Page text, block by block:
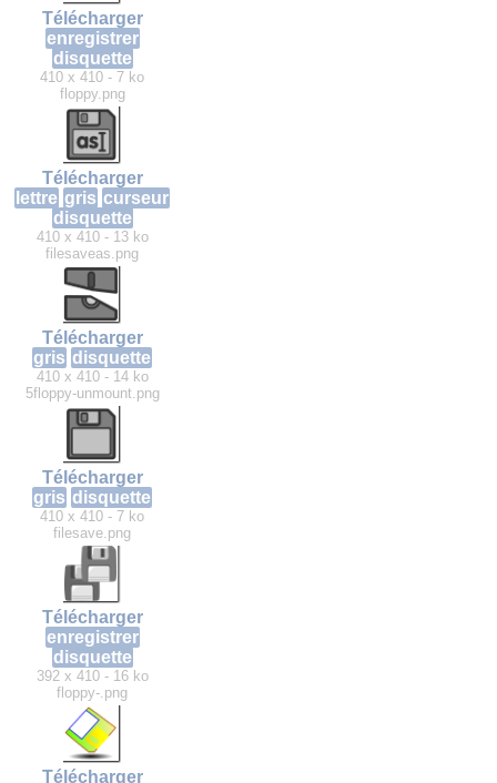
Télécharger
enregistrer
disquette
410 x 410 - 7 ko
floppy.png
Télécharger
lettre gris curseur
disquette
410 x 410 - 13 ko
filesaveas.png
Télécharger
gris disquette
410 x 410 - 14 ko
5floppy-unmount.png
Télécharger
gris disquette
410 x 410 - 7 ko
filesave.png
Télécharger
enregistrer
disquette
392 x 410 - 16 ko
floppy-.png
Télécharger